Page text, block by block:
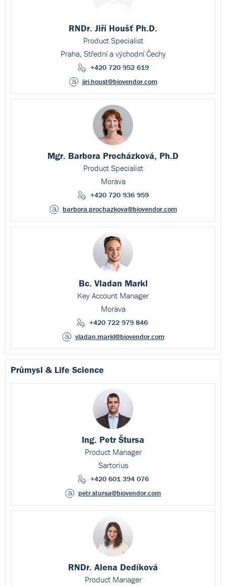
RNDr. Jiří Houšť Ph.D.
Product Specialist
Praha, Střední a východní Čechy
+420 720 952 619
jiri.houst@biovendor.com
Mgr. Barbora Procházková, Ph.D
Product Specialist
Morava
+420 720 936 959
barbora.prochazkova@biovendor.com
Bc. Vladan Markl
Key Account Manager
Morava
+420 722 979 846
vladan.markl@biovendor.com
Průmysl & Life Science
Ing. Petr Štursa
Product Manager
Sartorius
+420 601 394 076
petr.stursa@biovendor.com
RNDr. Alena Dedíková
Product Manager